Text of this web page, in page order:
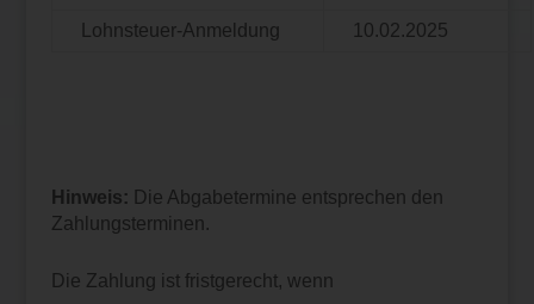
Lohnsteuer-Anmeldung 10.02.2025
Hinweis: Die Abgabetermine entsprechen den
Zahlungsterminen.
Die Zahlung ist fristgerecht, wenn